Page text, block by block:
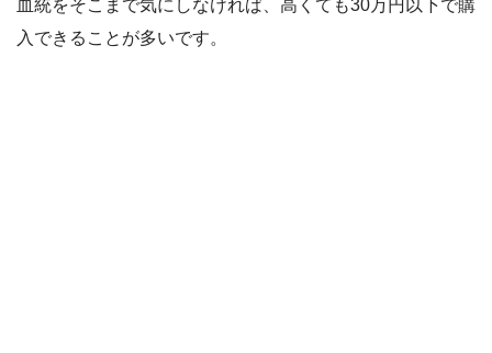
血統をそこまで気にしなければ、高くても30万円以下で購
入できることが多いです。